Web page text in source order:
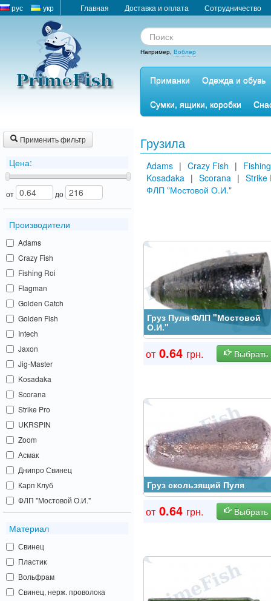
рус укр Главная Доставка и оплата Сотрудничество
Например, Воблер
Приманки
Одежда и обувь
Сумки, ящики, коробки
Применить фильтр
Цена:
от до
Производители
Adams
Crazy Fish
Fishing Roi
Flagman
Golden Catch
Golden Fish
Intech
Jaxon
Jig-Master
Kosadaka
Scorana
Strike Pro
UKRSPIN
Zoom
Асмак
Днипро Свинец
Карп Клуб
ФЛП "Мостовой О.И."
Материал
Свинец
Пластик
Вольфрам
Свинец, нерж. проволока
Грузила
Adams | Crazy Fish |
Kosadaka | Scorana | Strike
ФЛП "Мостовой О.И."
Груз Пуля ФЛП "Мостовой
О.И."
от 0.64 грн. Выбрать
Груз скользящий Пуля
от 0.64 грн. Выбрать